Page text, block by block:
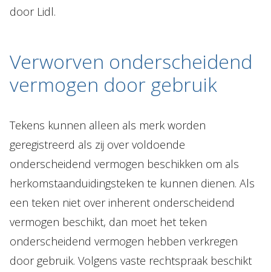
door Lidl.
Verworven onderscheidend
vermogen door gebruik
Tekens kunnen alleen als merk worden
geregistreerd als zij over voldoende
onderscheidend vermogen beschikken om als
herkomstaanduidingsteken te kunnen dienen. Als
een teken niet over inherent onderscheidend
vermogen beschikt, dan moet het teken
onderscheidend vermogen hebben verkregen
door gebruik. Volgens vaste rechtspraak beschikt